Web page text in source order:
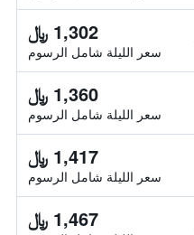
1,302 ﷼
سعر الليلة شامل الرسوم
1,360 ﷼
سعر الليلة شامل الرسوم
1,417 ﷼
سعر الليلة شامل الرسوم
1,467 ﷼